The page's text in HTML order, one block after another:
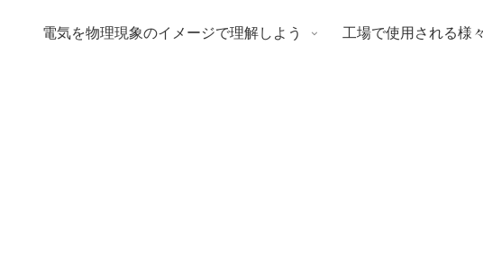
電気を物理現象のイメージで理解しよう 工場で使用される様